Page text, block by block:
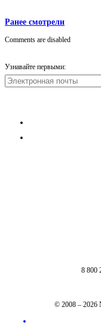
Ранее смотрели
Comments are disabled
Узнавайте первыми:
8 800
© 2008 – 2026